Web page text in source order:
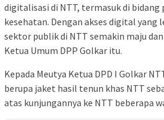
digitalisasi di NTT, termasuk di bidang
kesehatan. Dengan akses digital yang
sektor publik di NTT semakin maju
Ketua Umum DPP Golkar itu.
Kepada Meutya Ketua DPD I Golkar
berupa jaket hasil tenun khas NTT
atas kunjungannya ke NTT beberapa